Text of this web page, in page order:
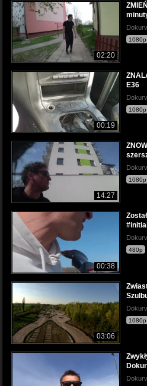
02:20
1080p
00:19
E36
1080p
14:27
1080p
00:38
480p
03:06
1080p